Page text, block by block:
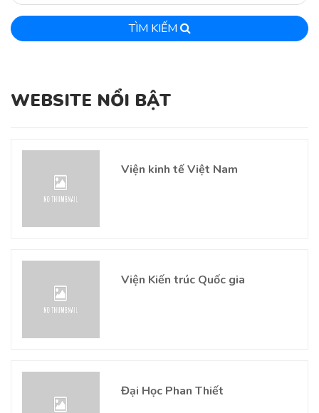
TÌM KIẾM
WEBSITE NỔI BẬT
Viện kinh tế Việt Nam
Viện Kiến trúc Quốc gia
Đại Học Phan Thiết